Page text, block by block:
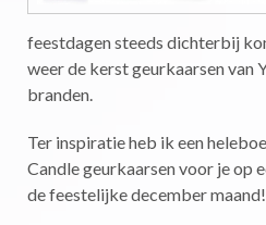
feestdagen steeds dichterbij
weer de kerst geurkaarsen van
branden.
Ter inspiratie heb ik een
Candle geurkaarsen voor je op
de feestelijke december maand!